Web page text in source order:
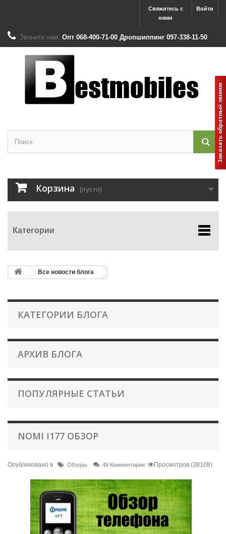
Войти
Свяжитесь с
нами
Звоните нам: Опт 068-400-71-00 Дропшиппинг 097-338-11-50
Корзина (пусто)
Категории
Все новости блога
КАТЕГОРИИ БЛОГА
АРХИВ БЛОГА
ПОПУЛЯРНЫЕ СТАТЬИ
NOMI I177 ОБЗОР
Опубликовано в Обзоры 49 Комментарии Просмотров (38108)